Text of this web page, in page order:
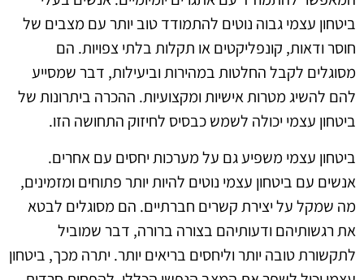
ביטחון עצמי גבוה נוטים להתמודד טוב יותר עם מצבים של
חוסר ודאות, קונפליקטים או תקלות בלתי צפויות. הם
מסוגלים לקבל החלטות במהירות וביעילות, דבר שמסייע
להם להשיג מטרות אישיות ומקצועיות. ההכרה ביתרונות של
ביטחון עצמי יכולה לשמש כבסיס לחיזוק התחושה הזו.
ביטחון עצמי משפיע גם על מערכות יחסים עם אחרים.
אנשים עם ביטחון עצמי נוטים להיות יותר פתוחים ומזמינים,
מה שמקל על יצירת קשרים חברתיים. הם מסוגלים לבטא
את רגשותיהם ודעותיהם בצורה ברורה, דבר שמוביל
לתקשורת טובה יותר וליחסים בריאים יותר. יתרה מכך, ביטחון